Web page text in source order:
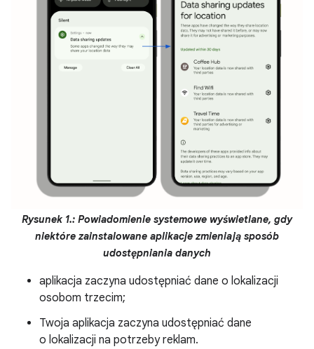
Rysunek 1.: Powiadomienie systemowe wyświetlane, gdy
niektóre zainstalowane aplikacje zmieniają sposób
udostępniania danych
aplikacja zaczyna udostępniać dane o lokalizacji
osobom trzecim;
Twoja aplikacja zaczyna udostępniać dane
o lokalizacji na potrzeby reklam.